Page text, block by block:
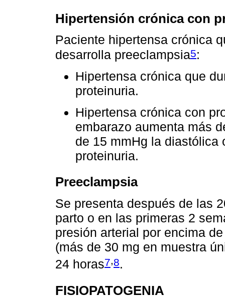
Hipertensión crónica con
Paciente hipertensa crónica
desarrolla preeclampsia5:
Hipertensa crónica que
proteinuria.
Hipertensa crónica con
embarazo aumenta más
de 15 mmHg la diastólica
proteinuria.
Preeclampsia
Se presenta después de las
parto o en las primeras 2
presión arterial por encima
(más de 30 mg en muestra
24 horas7,8.
FISIOPATOGENIA